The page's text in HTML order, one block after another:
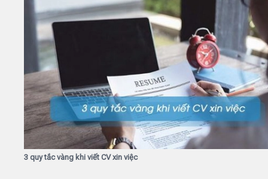
3 quy tắc vàng khi viết CV xin việc